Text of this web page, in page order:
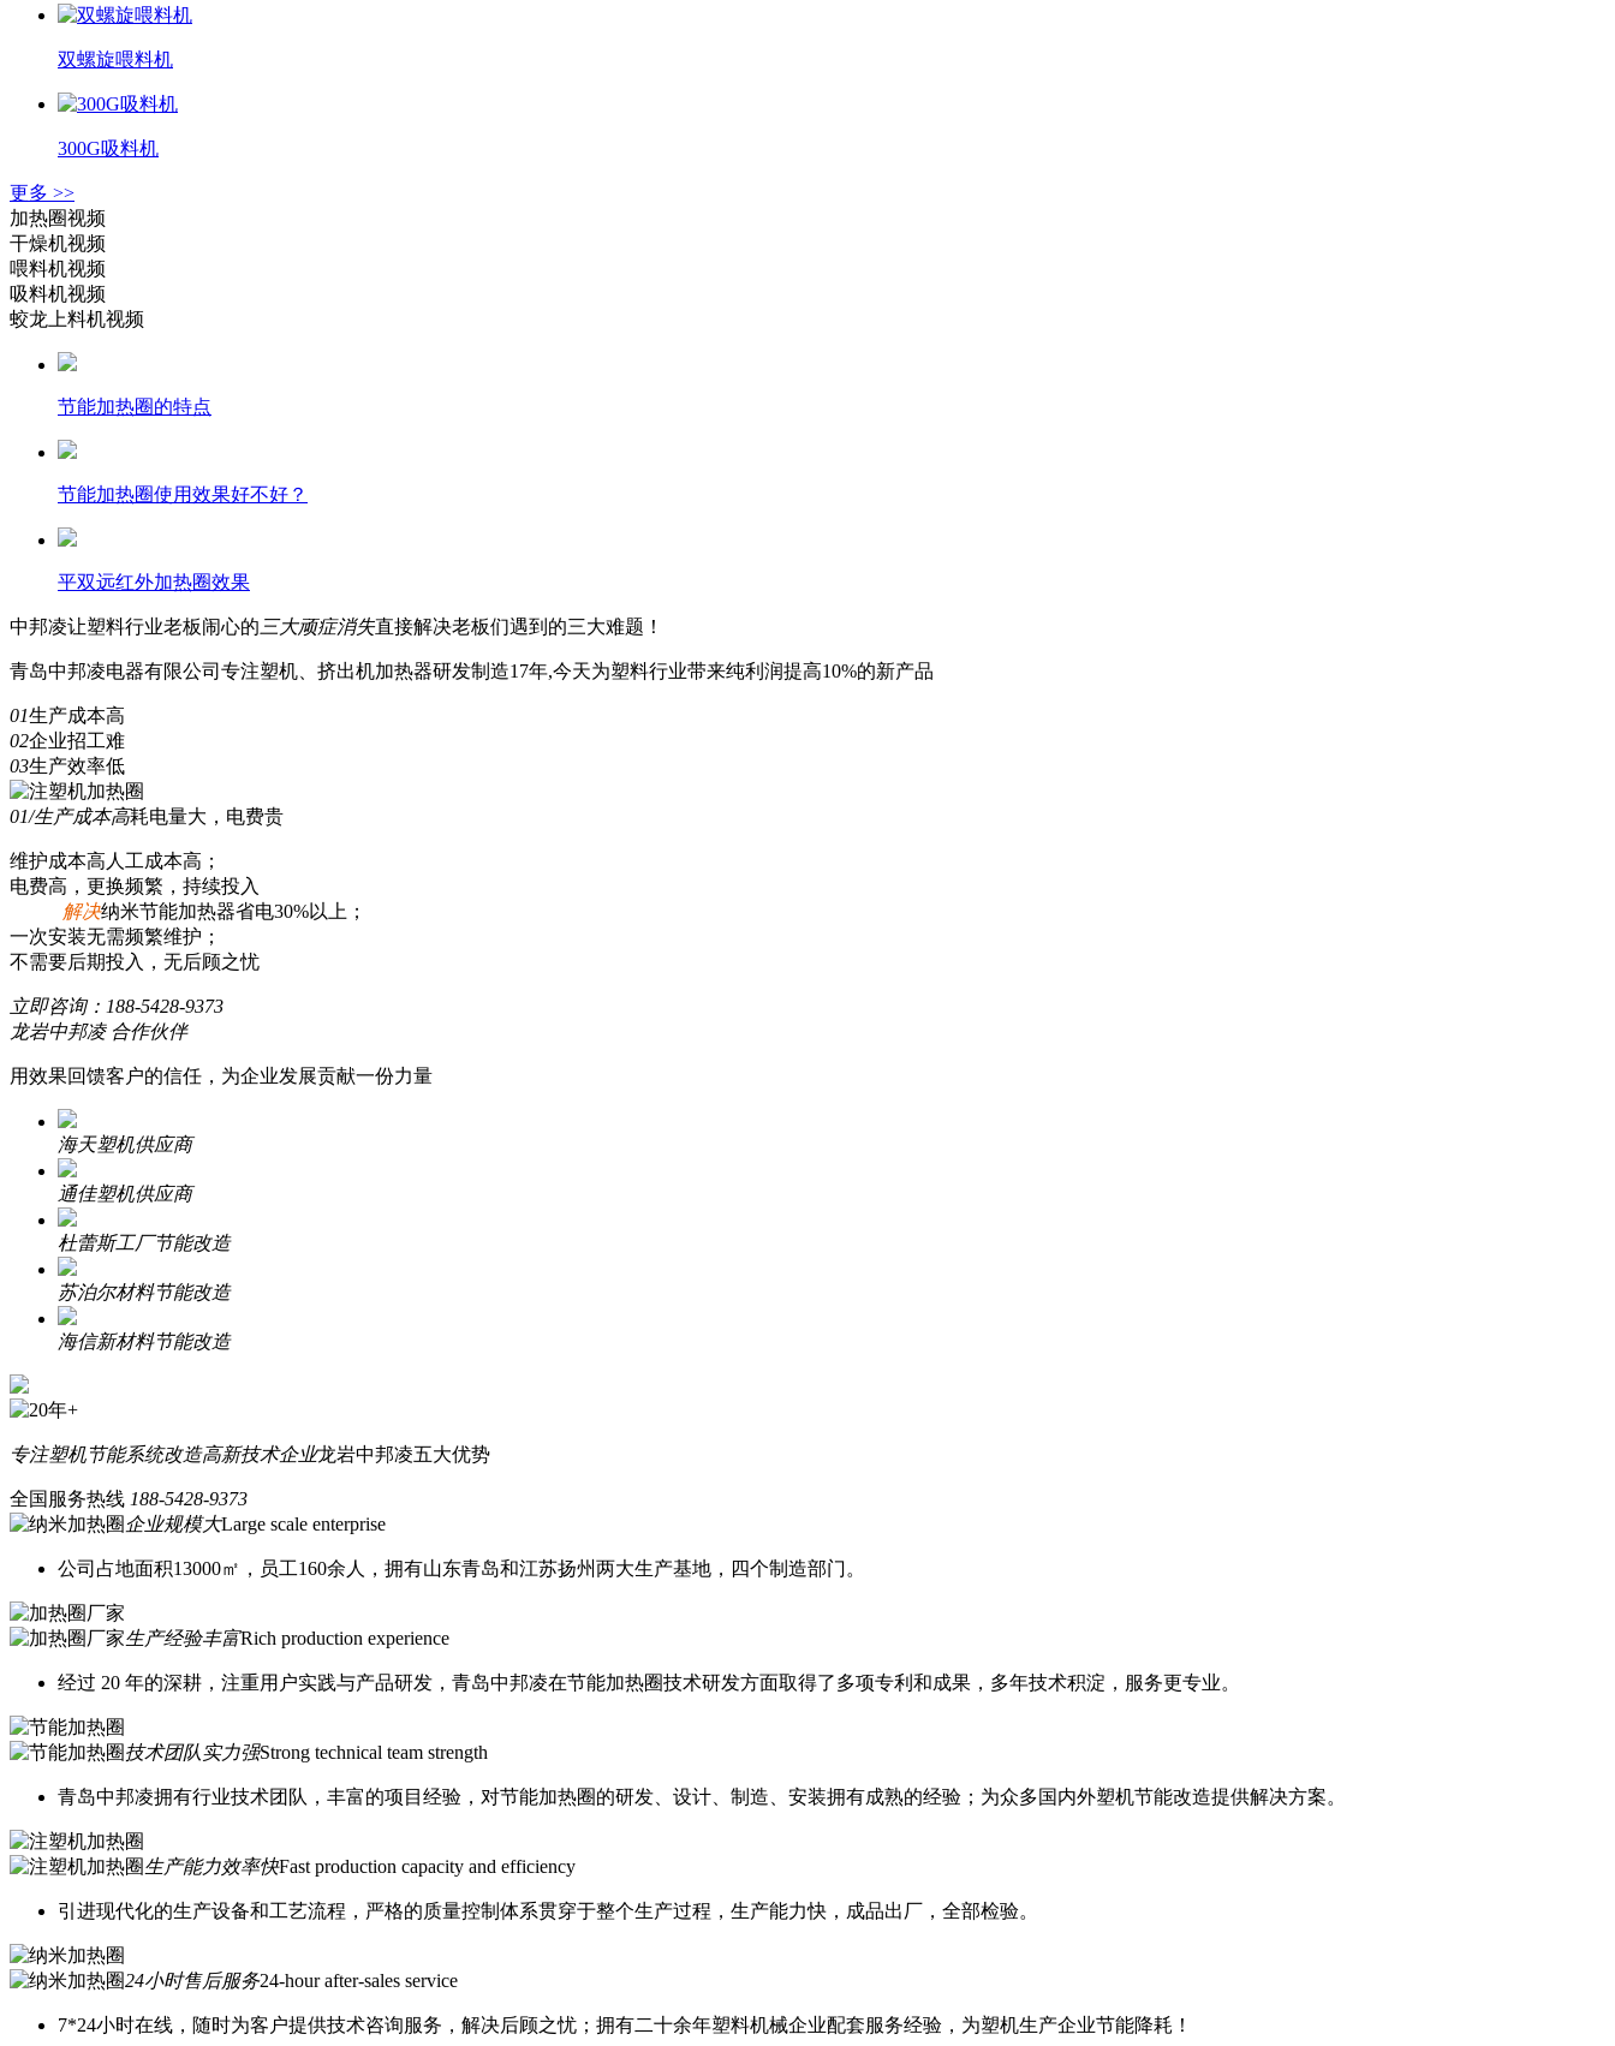
双螺旋喂料机
300G吸料机
更多 >>
加热圈视频
干燥机视频
喂料机视频
吸料机视频
蛟龙上料机视频
节能加热圈的特点
节能加热圈使用效果好不好？
平双远红外加热圈效果
中邦凌让塑料行业老板闹心的 三大顽症消失直接解决老板们遇到的三大难题！
青岛中邦凌电器有限公司专注塑机、挤出机加热器研发制造17年,今天为塑料行业带来纯利润提高10%的新产品
01生产成本高
02企业招工难
03生产效率低
01/生产成本高耗电量大，电费贵
维护成本高人工成本高；
电费高，更换频繁，持续投入
解决纳米节能加热器省电30%以上；
一次安装无需频繁维护；
不需要后期投入，无后顾之忧
立即咨询： 188-5428-9373
龙岩中邦凌 合作伙伴
用效果回馈客户的信任，为企业发展贡献一份力量
海天塑机供应商
通佳塑机供应商
杜蕾斯工厂节能改造
苏泊尔材料节能改造
海信新材料节能改造
专注塑机节能系统改造高新技术企业龙岩中邦凌五大优势
全国服务热线 188-5428-9373
企业规模大Large scale enterprise
公司占地面积13000㎡，员工160余人，拥有山东青岛和江苏扬州两大生产基地，四个制造部门。
生产经验丰富Rich production experience
经过 20 年的深耕，注重用户实践与产品研发，青岛中邦凌在节能加热圈技术研发方面取得了多项专利和成果，多年技术积淀，服务更专业。
技术团队实力强Strong technical team strength
青岛中邦凌拥有行业技术团队，丰富的项目经验，对节能加热圈的研发、设计、制造、安装拥有成熟的经验；为众多国内外塑机节能改造提供解决方案。
生产能力效率快Fast production capacity and efficiency
引进现代化的生产设备和工艺流程，严格的质量控制体系贯穿于整个生产过程，生产能力快，成品出厂，全部检验。
24小时售后服务24-hour after-sales service
7*24小时在线，随时为客户提供技术咨询服务，解决后顾之忧；拥有二十余年塑料机械企业配套服务经验，为塑机生产企业节能降耗！